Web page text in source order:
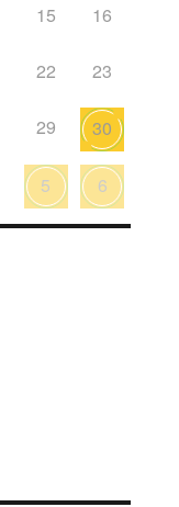
15 16
22 23
29 30
5 6